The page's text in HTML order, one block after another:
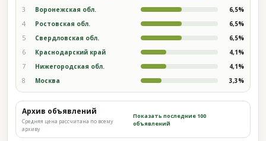
3 Воронежская обл. 6,5%
4 Ростовская обл. 6,5%
5 Свердловская обл. 6,5%
6 Краснодарский край 4,1%
7 Нижегородская обл. 4,1%
8 Москва 3,3%
Архив объявлений
Средняя цена рассчитана по всему
архиву
Показать последние 100
объявлений